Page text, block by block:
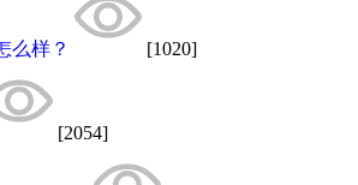
么样？ [1020]
[2054]